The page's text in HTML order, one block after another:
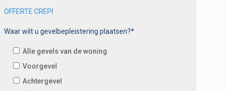
OFFERTE CREPI
Waar wilt u gevelbepleistering plaatsen?*
Alle gevels van de woning
Voorgevel
Achtergevel